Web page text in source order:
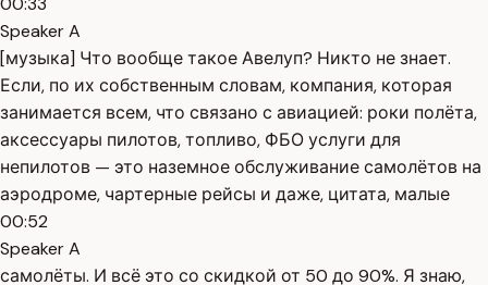
Speaker A
[музыка] Что вообще такое Авелуп? Никто не знает.
Если, по их собственным словам, компания, которая
занимается всем, что связано с авиацией: роки полёта,
аксессуары пилотов, топливо, ФБО услуги для
непилотов — это наземное обслуживание самолётов на
аэродроме, чартерные рейсы и даже, цитата, малые
00:52
Speaker A
самолёты. И всё это со скидкой от 50 до 90%. Я знаю,